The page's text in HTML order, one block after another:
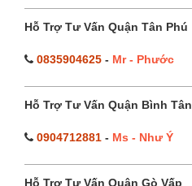
Hỗ Trợ Tư Vấn Quận Tân Phú
0835904625 - Mr - Phước
Hỗ Trợ Tư Vấn Quận Bình Tân
0904712881 - Ms - Như Ý
Hỗ Trợ Tư Vấn Quận Gò Vấp